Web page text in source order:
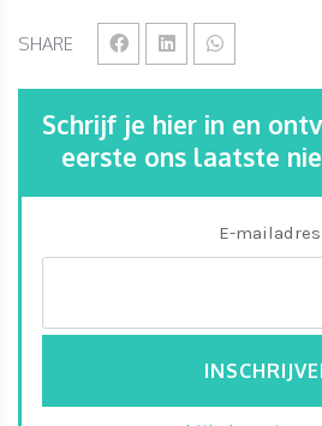
SHARE
Schrijf je hier in en
eerste ons laatste
E-mailadres